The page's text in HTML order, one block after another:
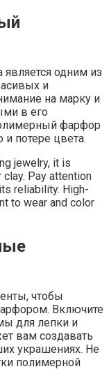
является одним из
и
на марку и
в его
фарфор
потере цвета.
jewelry, it is
Pay attention
reliability. High-
to wear and color
чтобы
Включите
для лепки и
вам создавать
украшениях. Не
полимерной